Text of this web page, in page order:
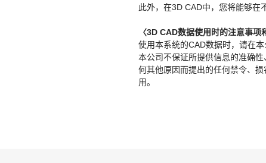
此外，在3D CAD中，您将能够在
〈3D CAD数据使用时的注意事项
使用本系统的CAD数据时，请在
本公司不保证所提供信息的准确
何其他原因而提出的任何禁令、
用。